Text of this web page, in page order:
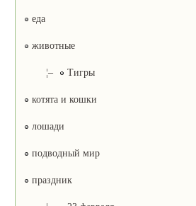
еда
животные
¦– Тигры
котята и кошки
лошади
подводный мир
праздник